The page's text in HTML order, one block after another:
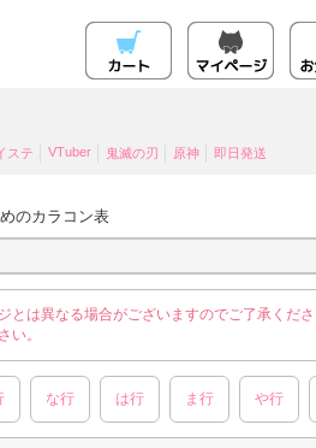
ステ VTuber 鬼滅の刃 原神 即日発送
のカラコン表
は異なる場合がございますのでご了承くださ
い。
な行 は行 ま行 や行